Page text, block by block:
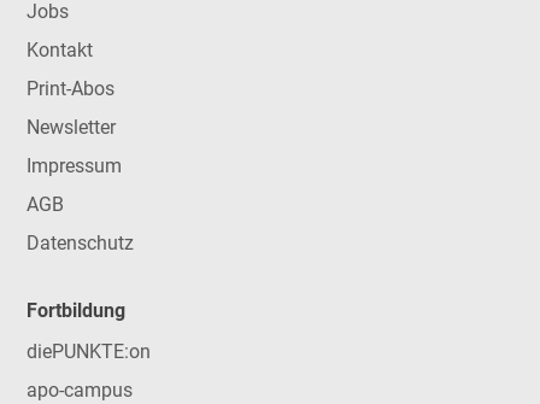
Jobs
Kontakt
Print-Abos
Newsletter
Impressum
AGB
Datenschutz
Fortbildung
diePUNKTE:on
apo-campus